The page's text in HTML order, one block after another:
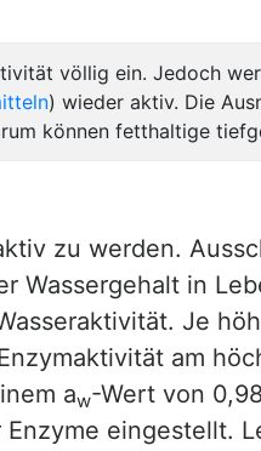
völlig ein. Jedoch
) wieder aktiv. Die
können fetthaltige
zu werden.
Wassergehalt in
Je
am
aw-Wert von
eingestellt.